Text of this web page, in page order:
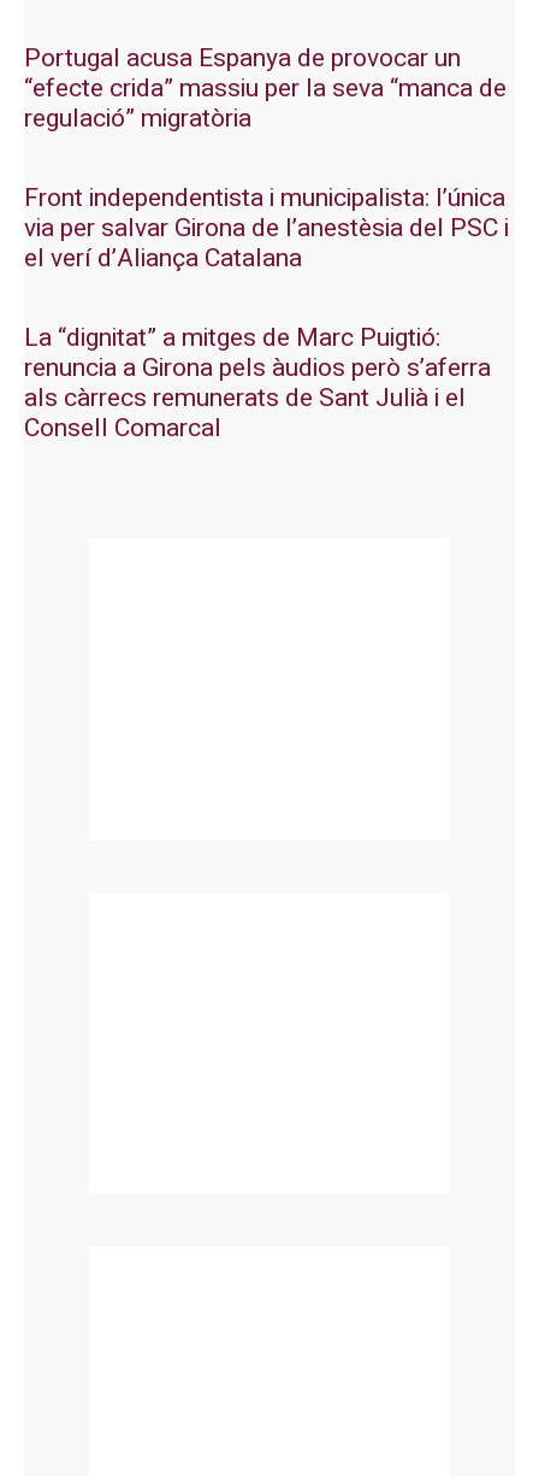
Portugal acusa Espanya de provocar un
“efecte crida” massiu per la seva “manca de
regulació” migratòria
Front independentista i municipalista: l’única
via per salvar Girona de l’anestèsia del PSC i
el verí d’Aliança Catalana
La “dignitat” a mitges de Marc Puigtió:
renuncia a Girona pels àudios però s’aferra
als càrrecs remunerats de Sant Julià i el
Consell Comarcal